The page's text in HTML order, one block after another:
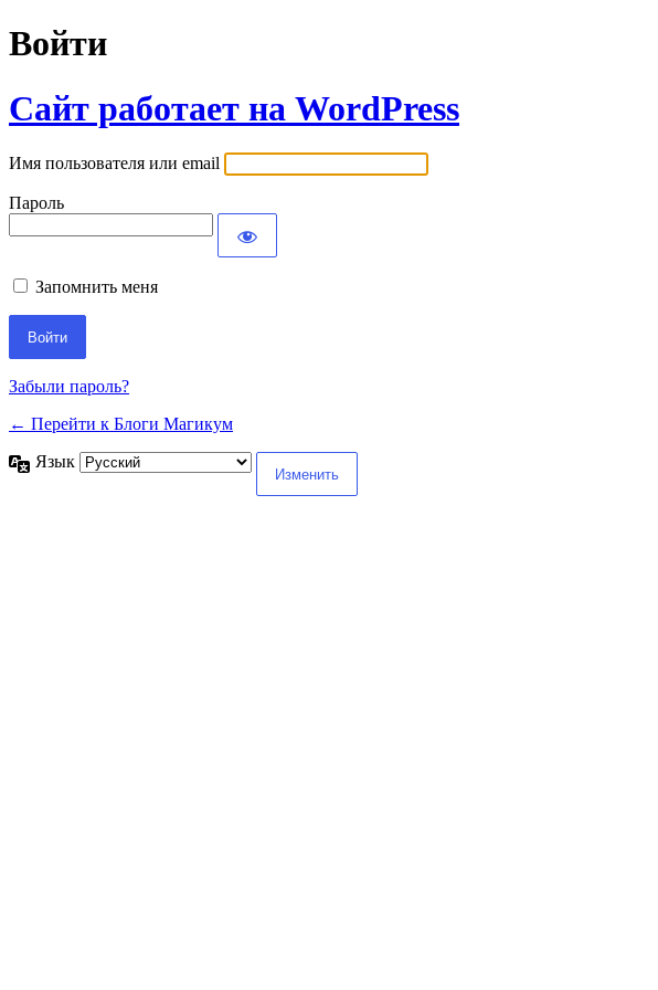
Войти
Сайт работает на WordPress
Имя пользователя или email
Пароль
Запомнить меня
Забыли пароль?
← Перейти к Блоги Магикум
Язык